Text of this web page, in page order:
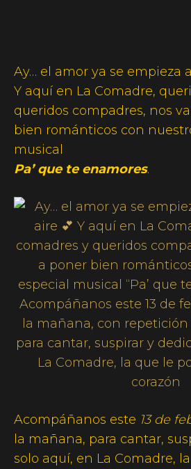
Ay… el amor ya se empieza
Y aquí en La Comadre,
queridos compadres, nos
bien románticos con
musical
Pa’ que te enamores.
Acompáñanos este 13 de
la mañana, para cantar,
solo aquí, en La Comadre,